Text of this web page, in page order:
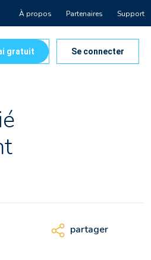
À propos Partenaires Support
gratuit Se connecter
partager